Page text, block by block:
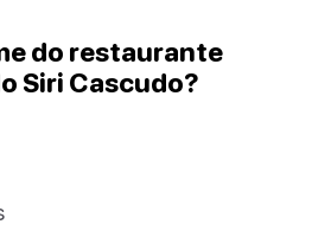
do restaurante
Siri Cascudo?